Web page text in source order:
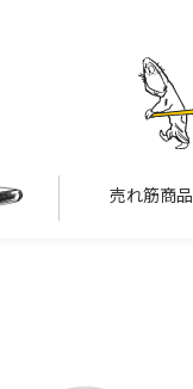
売れ筋商品